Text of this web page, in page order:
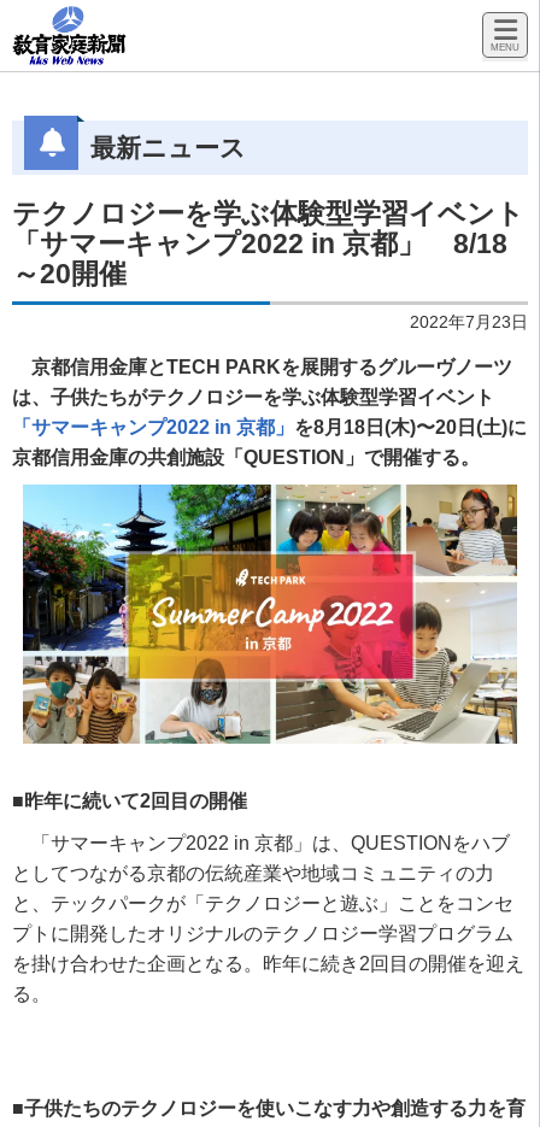
最新ニュース
テクノロジーを学ぶ体験型学習イベント
「サマーキャンプ2022 in 京都」 8/18
～20開催
2022年7月23日
京都信用金庫とTECH PARKを展開するグルーヴノーツ
は、子供たちがテクノロジーを学ぶ体験型学習イベント
「サマーキャンプ2022 in 京都」 を8月18日(木)〜20日(土)に
京都信用金庫の共創施設「QUESTION」で開催する。
■昨年に続いて2回目の開催
「サマーキャンプ2022 in 京都」は、 QUESTION をハブ
としてつながる京都の伝統産業や地域コミュニティの力
と、テックパークが「テクノロジーと遊ぶ」ことをコンセ
プトに開発したオリジナルのテクノロジー学習プログラム
を掛け合わせた企画となる。昨年に続き 2回目の開催を迎え
る。
■子供たちのテクノロジーを使いこなす力や創造する力を育